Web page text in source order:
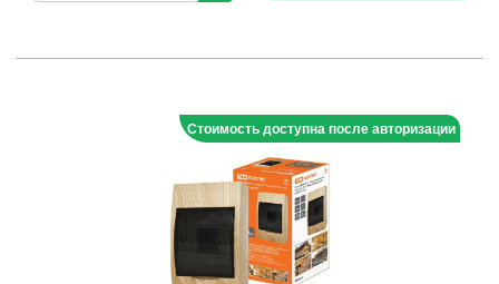
Стоимость доступна после авторизации